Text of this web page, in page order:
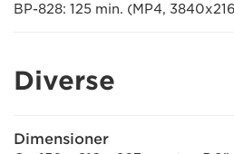
BP-828: 125 min. (MP4,
Diverse
Dimensioner